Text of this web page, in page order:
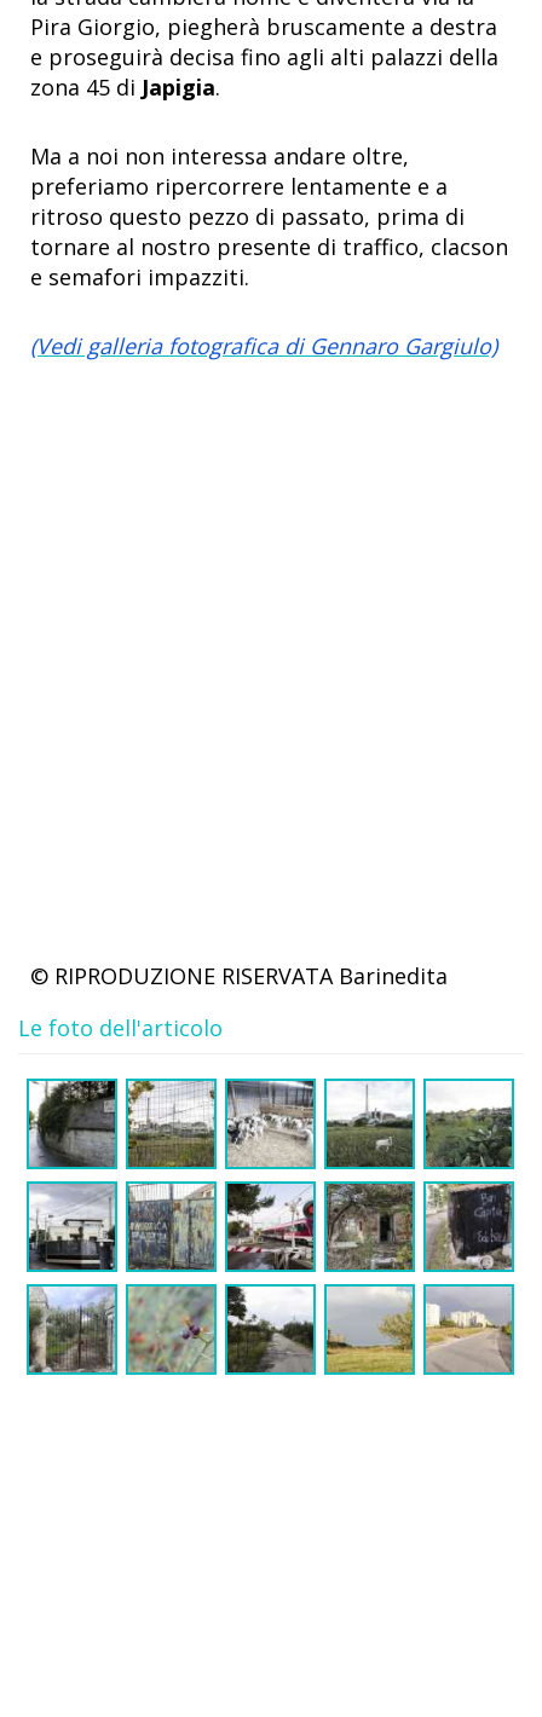
Pira Giorgio, piegherà bruscamente a destra
e proseguirà decisa fino agli alti palazzi della
zona 45 di Japigia.
Ma a noi non interessa andare oltre,
preferiamo ripercorrere lentamente e a
ritroso questo pezzo di passato, prima di
tornare al nostro presente di traffico, clacson
e semafori impazziti.
(Vedi galleria fotografica di Gennaro Gargiulo)
© RIPRODUZIONE RISERVATA Barinedita
Le foto dell'articolo